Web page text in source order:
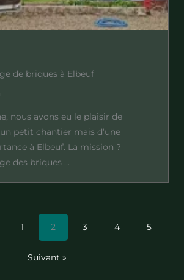
de briques à Elbeuf
nous avons eu le plaisir de
petit chantier mais d’une
à Elbeuf. La mission ?
des briques ...
1 2 3 4 5
Suivant »